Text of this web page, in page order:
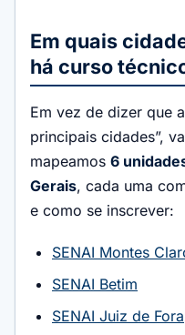
Em quais
há curso
Em vez de dizer que
principais cidades”,
mapeamos 6
Gerais, cada uma
e como se inscrever:
SENAI Montes
SENAI Betim
SENAI Juiz de Fora